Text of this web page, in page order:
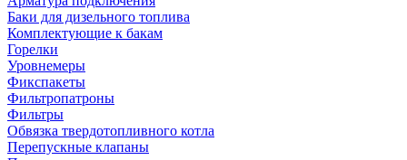
Баки для дизельного топлива
Комплектующие к бакам
Горелки
Уровнемеры
Фикспакеты
Фильтропатроны
Фильтры
Обвязка твердотопливного котла
Перепускные клапаны